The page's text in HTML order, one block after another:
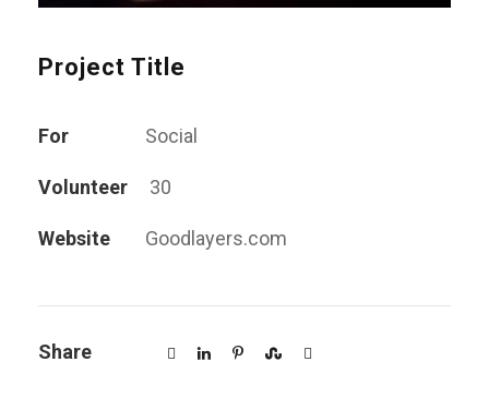
Project Title
For Social
Volunteer 30
Website Goodlayers.com
Share